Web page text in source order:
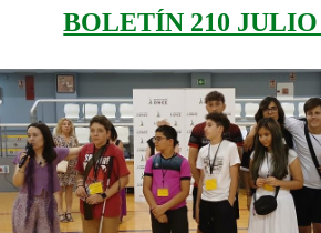
BOLETÍN 210 JULIO